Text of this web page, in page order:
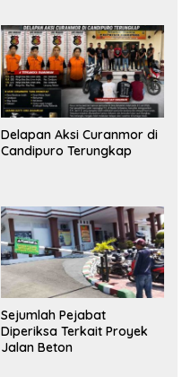
Delapan Aksi Curanmor di
Candipuro Terungkap
Sejumlah Pejabat
Diperiksa Terkait Proyek
Jalan Beton